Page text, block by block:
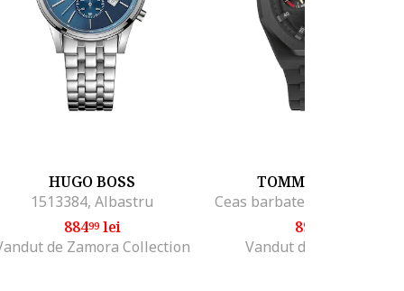
HUGO BOSS
1513384, Albastru
88499lei
de Zamora Collection
TOMMY HILFIGER
891
Vandut de CrystalTime